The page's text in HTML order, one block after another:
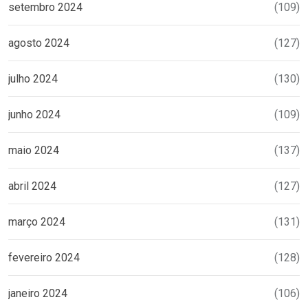
setembro 2024 (109)
agosto 2024 (127)
julho 2024 (130)
junho 2024 (109)
maio 2024 (137)
abril 2024 (127)
março 2024 (131)
fevereiro 2024 (128)
janeiro 2024 (106)